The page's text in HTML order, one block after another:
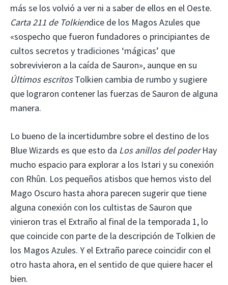
más se los volvió a ver ni a saber de ellos en el Oeste.
Carta 211 de Tolkiendice de los Magos Azules que
«sospecho que fueron fundadores o principiantes de
cultos secretos y tradiciones ‘mágicas’ que
sobrevivieron a la caída de Sauron», aunque en su
Últimos escritosTolkien cambia de rumbo y sugiere
que lograron contener las fuerzas de Sauron de alguna
manera.
Lo bueno de la incertidumbre sobre el destino de los
Blue Wizards es que esto da Los anillos del poderHay
mucho espacio para explorar a los Istari y su conexión
con Rhûn. Los pequeños atisbos que hemos visto del
Mago Oscuro hasta ahora parecen sugerir que tiene
alguna conexión con los cultistas de Sauron que
vinieron tras el Extraño al final de la temporada 1, lo
que coincide con parte de la descripción de Tolkien de
los Magos Azules. Y el Extraño parece coincidir con el
otro hasta ahora, en el sentido de que quiere hacer el
bien.